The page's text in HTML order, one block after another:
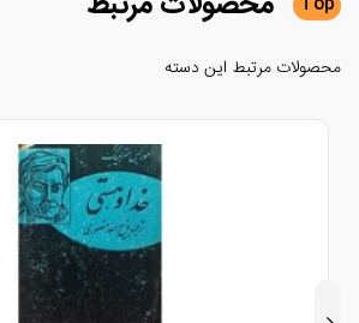
مرتبط این دسته